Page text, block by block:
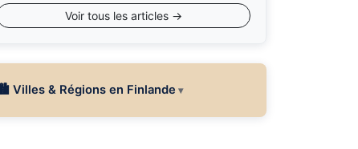
Voir tous les articles →
🏙 Villes & Régions en Finlande